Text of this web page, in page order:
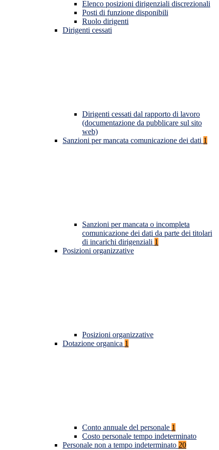
Elenco posizioni dirigenziali discrezionali
Posti di funzione disponibili
Ruolo dirigenti
Dirigenti cessati
Dirigenti cessati dal rapporto di lavoro
(documentazione da pubblicare sul sito
web)
Sanzioni per mancata comunicazione dei dati 1
Sanzioni per mancata o incompleta
comunicazione dei dati da parte dei titolari
di incarichi dirigenziali 1
Posizioni organizzative
Posizioni organizzative
Dotazione organica 1
Conto annuale del personale 1
Costo personale tempo indeterminato
Personale non a tempo indeterminato 20